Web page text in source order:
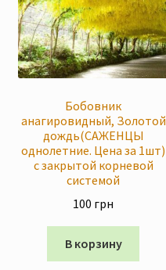
Бобовник
анагировидный, Золотой
дождь(САЖЕНЦЫ
однолетние. Цена за 1шт)
с закрытой корневой
системой
100 грн
В корзину